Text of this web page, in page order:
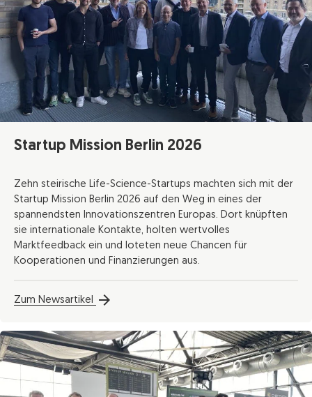
Startup Mission Berlin 2026
Zehn steirische Life-Science-Startups machten sich mit der
Startup Mission Berlin 2026 auf den Weg in eines der
spannendsten Innovationszentren Europas. Dort knüpften
sie internationale Kontakte, holten wertvolles
Marktfeedback ein und loteten neue Chancen für
Kooperationen und Finanzierungen aus.
Zum Newsartikel